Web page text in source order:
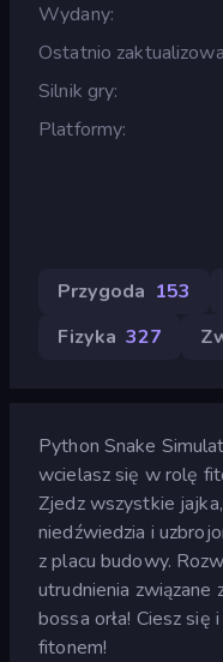
Wydany
Ostatnio
Silnik gry
Platformy
Przygoda 153
Fizyka 327
Python Snake
wcielasz się w rolę
Zjedz wszystkie
niedźwiedzia i
z placu budowy.
utrudnienia związane
bossa orła! Ciesz się
fitonem!